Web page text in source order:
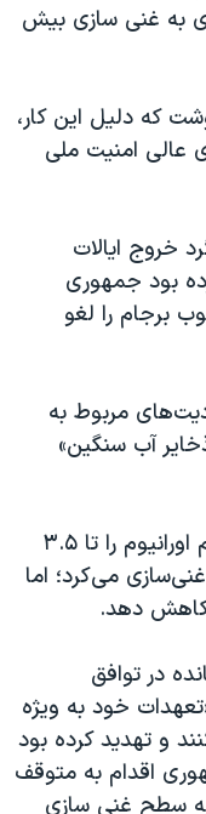
به غنی سازی بیش
که دلیل این کار،
عالی امنیت ملی
خروج ایالات
بود جمهوری
برجام را لغو
مربوط به
آب سنگین»
جمهوری اسلامی پیش از توافق برجام اورانیوم را تا ۳.۵
تا بالاتر ۲۰ درصد غنی‌سازی می‌کرد؛ اما
کاهش دهد.
در توافق
بود تا «تعهدات خود به ویژه
و تهدید کرده بود
اقدام به متوقف
سطح غنی سازی